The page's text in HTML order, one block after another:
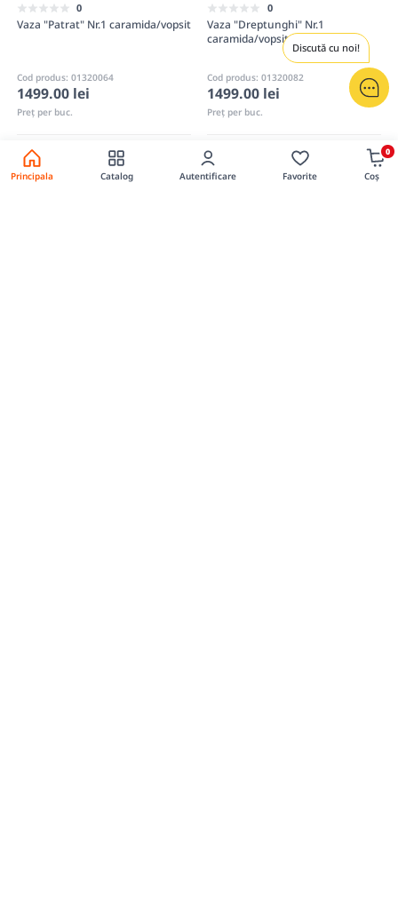
0
Vaza "Patrat" Nr.1 caramida/vopsit
Cod produs: 01320064
1499.00 lei
Preț per buc.
La comandă
0
Vaza "Dreptunghi" Nr.1
caramida/vopsit
Cod produs: 01320082
1499.00 lei
Preț per buc.
La comandă
Discută cu noi!
Principala Catalog Autentificare Favorite
0
Coș